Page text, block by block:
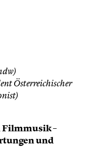
Österreichischer
Filmmusik –
und